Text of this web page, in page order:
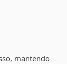
mantendo